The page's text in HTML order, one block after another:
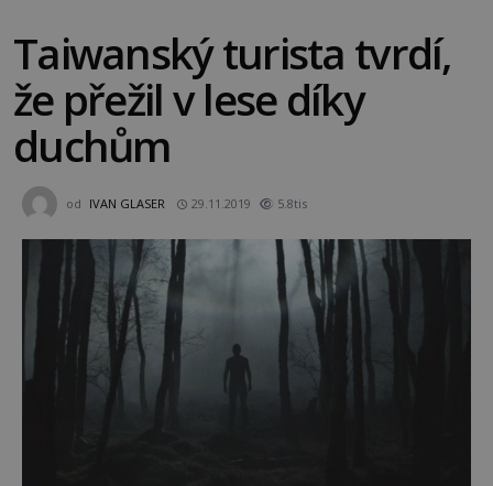
Taiwanský turista tvrdí,
že přežil v lese díky
duchům
od IVAN GLASER 29.11.2019 5.8tis